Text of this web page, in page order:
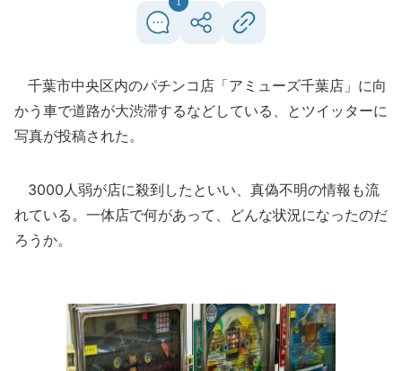
千葉市中央区内のパチンコ店「アミューズ千葉店」に向
かう車で道路が大渋滞するなどしている、とツイッターに
写真が投稿された。
3000人弱が店に殺到したといい、真偽不明の情報も流
れている。一体店で何があって、どんな状況になったのだ
ろうか。